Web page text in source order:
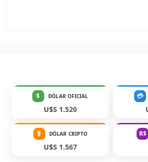
$ DÓLAR OFICIAL
U$S 1.520
💳
₿ DÓLAR CRIPTO
U$S 1.567
R$